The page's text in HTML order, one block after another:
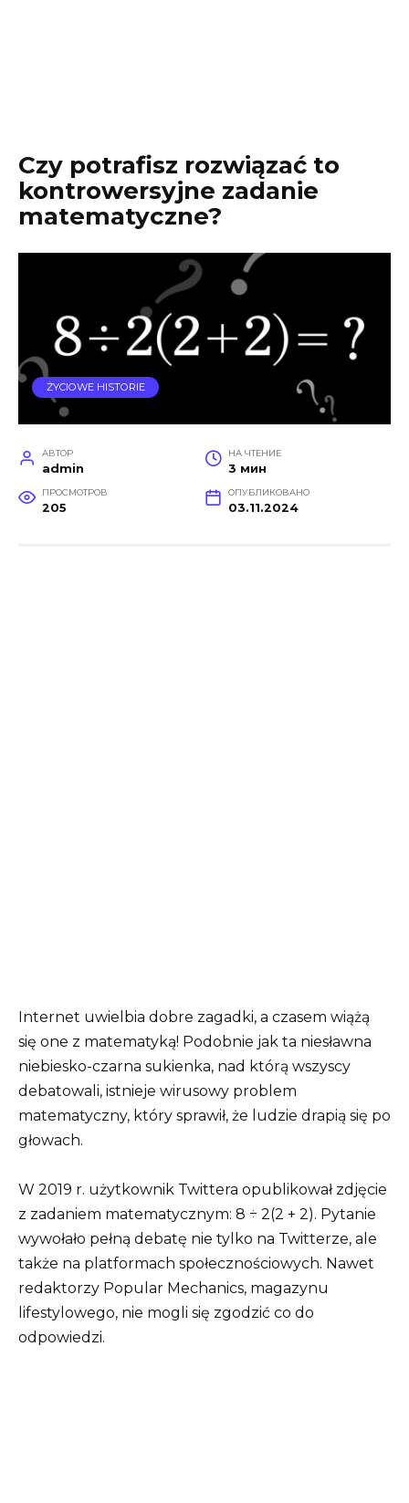
Czy potrafisz rozwiązać to
kontrowersyjne zadanie
matematyczne?
ŻYCIOWE HISTORIE
АВТОР
admin
НА ЧТЕНИЕ
3 мин
ПРОСМОТРОВ
205
ОПУБЛИКОВАНО
03.11.2024
Internet uwielbia dobre zagadki, a czasem wiążą
się one z matematyką! Podobnie jak ta niesławna
niebiesko-czarna sukienka, nad którą wszyscy
debatowali, istnieje wirusowy problem
matematyczny, który sprawił, że ludzie drapią się po
głowach.
W 2019 r. użytkownik Twittera opublikował zdjęcie
z zadaniem matematycznym: 8 ÷ 2(2 + 2). Pytanie
wywołało pełną debatę nie tylko na Twitterze, ale
także na platformach społecznościowych. Nawet
redaktorzy Popular Mechanics, magazynu
lifestylowego, nie mogli się zgodzić co do
odpowiedzi.